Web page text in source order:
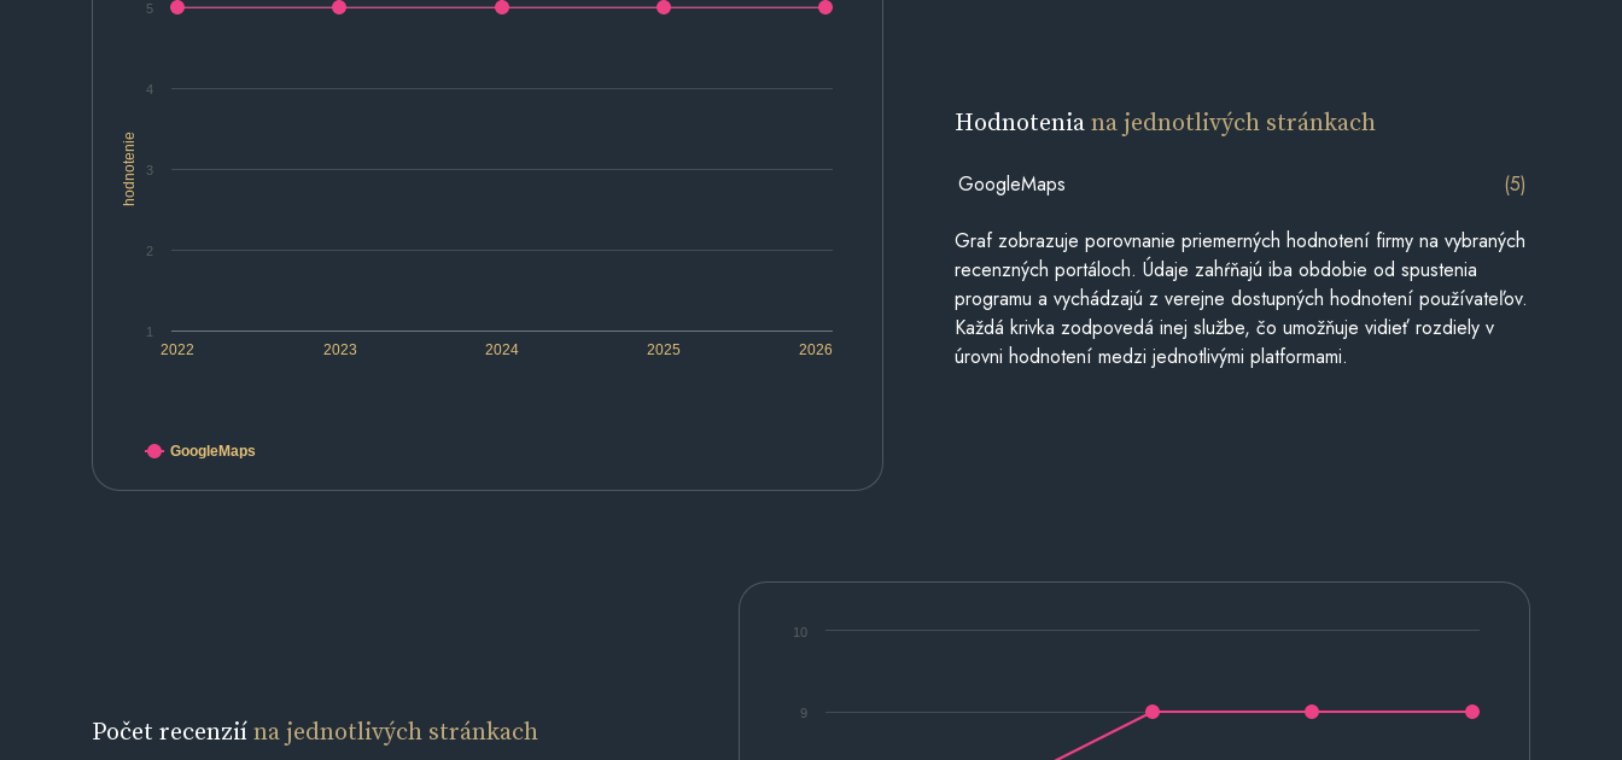
hodnotenie
2022 2023 2024 2025 2026
1
2
3
4
5
GoogleMaps
Hodnoteniana jednotlivých stránkach
GoogleMaps (5)
Graf zobrazuje porovnanie priemerných hodnotení firmy na vybraných
recenzných portáloch. Údaje zahŕňajú iba obdobie od spustenia
programu a vychádzajú z verejne dostupných hodnotení používateľov.
Každá krivka zodpovedá inej službe, čo umožňuje vidieť rozdiely v
úrovni hodnotení medzi jednotlivými platformami.
9
10
Počet recenziína jednotlivých stránkach